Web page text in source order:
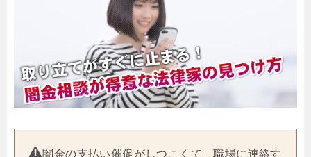
闇金の支払い催促がしつこくて、職場に連絡す